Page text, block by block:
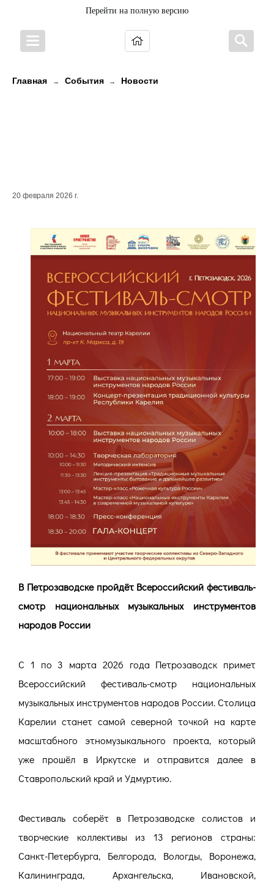
Перейти на полную версию
Главная → События → Новости
20 февраля 2026 г.
В Петрозаводске пройдёт Всероссийский фестиваль-
смотр национальных музыкальных инструментов
народов России
С 1 по 3 марта 2026 года Петрозаводск примет
Всероссийский фестиваль-смотр национальных
музыкальных инструментов народов России. Столица
Карелии станет самой северной точкой на карте
масштабного этномузыкального проекта, который
уже прошёл в Иркутске и отправится далее в
Ставропольский край и Удмуртию.
Фестиваль соберёт в Петрозаводске солистов и
творческие коллективы из 13 регионов страны:
Санкт-Петербурга, Белгорода, Вологды, Воронежа,
Калининграда, Архангельска, Ивановской,